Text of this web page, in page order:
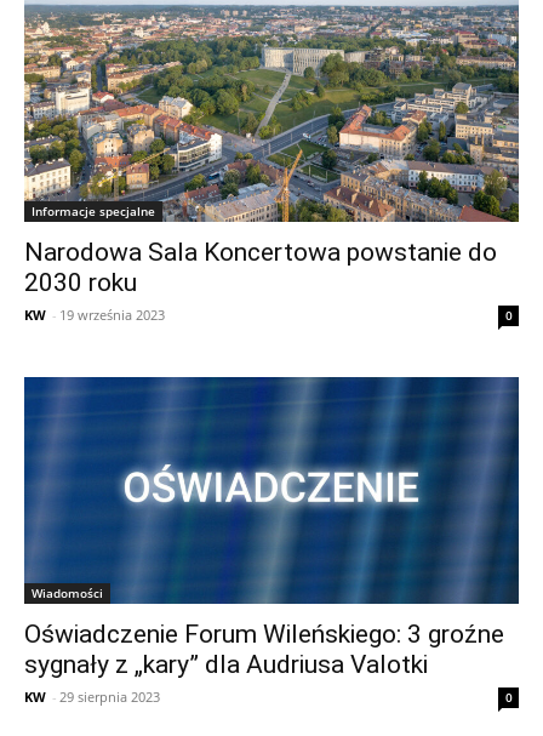
Informacje specjalne
Narodowa Sala Koncertowa powstanie do
2030 roku
KW - 19 września 2023 0
Wiadomości
Oświadczenie Forum Wileńskiego: 3 groźne
sygnały z „kary” dla Audriusa Valotki
KW - 29 sierpnia 2023 0